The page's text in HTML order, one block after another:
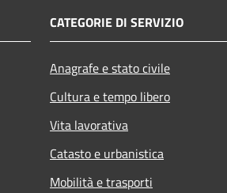
CATEGORIE DI SERVIZIO
Anagrafe e stato civile
Cultura e tempo libero
Vita lavorativa
Catasto e urbanistica
Mobilità e trasporti